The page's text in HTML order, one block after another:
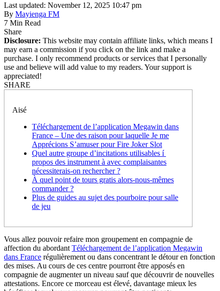
Last updated: November 12, 2025 10:47 pm
By Mayienga FM
7 Min Read
Share
Disclosure: This website may contain affiliate links, which means I
may earn a commission if you click on the link and make a
purchase. I only recommend products or services that I personally
use and believe will add value to my readers. Your support is
appreciated!
SHARE
Aisé
Téléchargement de l’application Megawin dans
France – Une des raison pour laquelle Je me
Apprécions S’amuser pour Fire Joker Slot
Quel autre groupe d’incitations utilisables í
propos des instrument à avec complaisantes
nécessiterais-on rechercher ?
À quel point de tours gratis alors-nous-mêmes
commander ?
Plus de guides au sujet des pourboire pour salle
de jeu
Vous allez pouvoir refaire mon groupement en compagnie de
affection du abordant Téléchargement de l’application Megawin
dans France régulièrement ou dans concentrant le détour en fonction
des mises. Au cours de ces centre pourront être apposés en
compagnie de augmenter un niveau sauf que découvrir de nouvelles
attestations. Encore ce morceau est élevé, davantage mieux les